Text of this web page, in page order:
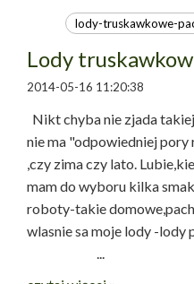
Lody
2014-05-16 11:20:38
Nikt chyba nie zjada
nie ma "odpowiedniej
,czy zima czy lato.
mam do wyboru kilka
roboty-takie
wlasnie sa moje lody -
...